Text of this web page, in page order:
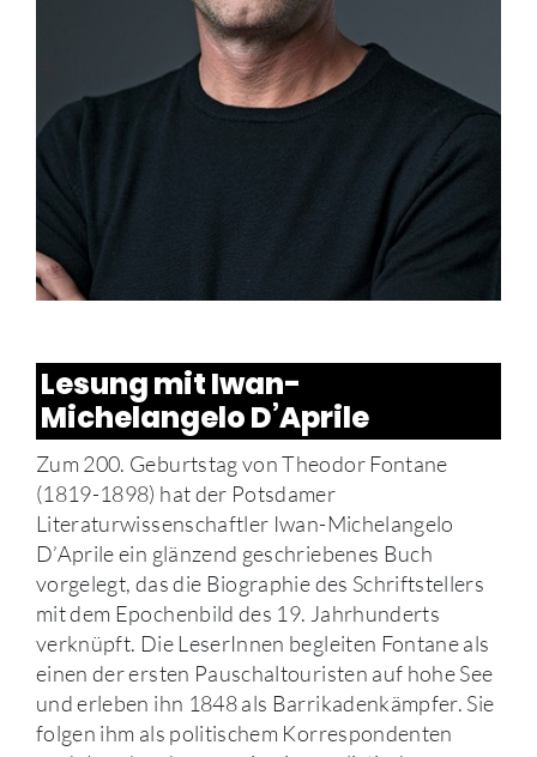
Lesung mit Iwan-
Michelangelo D’Aprile
Zum 200. Geburtstag von Theodor Fontane
(1819-1898) hat der Potsdamer
Literaturwissenschaftler Iwan-Michelangelo
D’Aprile ein glänzend geschriebenes Buch
vorgelegt, das die Biographie des Schriftstellers
mit dem Epochenbild des 19. Jahrhunderts
verknüpft. Die LeserInnen begleiten Fontane als
einen der ersten Pauschaltouristen auf hohe See
und erleben ihn 1848 als Barrikadenkämpfer. Sie
folgen ihm als politischem Korrespondenten